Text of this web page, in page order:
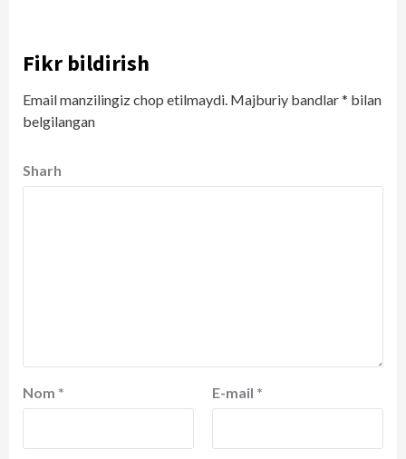
Fikr bildirish
Email manzilingiz chop etilmaydi. Majburiy bandlar* bilan
belgilangan
Sharh
Nom * E-mail *